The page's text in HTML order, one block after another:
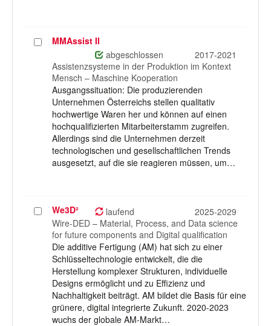
ProjektMMAssist II
abgeschlossen
2017-2021
Assistenzsysteme in der Produktion im Kontext
Mensch – Maschine Kooperation
Ausgangssituation: Die produzierenden
Unternehmen Österreichs stellen qualitativ
hochwertige Waren her und können auf einen
hochqualifizierten Mitarbeiterstamm zugreifen.
Allerdings sind die Unternehmen derzeit
technologischen und gesellschaftlichen Trends
ausgesetzt, auf die sie reagieren müssen, um…
Projekt
auswählen
We3D² laufend
2025-2029
Wire-DED – Material, Process, and Data science
for future components and Digital qualification
Die additive Fertigung (AM) hat sich zu einer
Schlüsseltechnologie entwickelt, die die
Herstellung komplexer Strukturen, individuelle
Designs ermöglicht und zu Effizienz und
Nachhaltigkeit beiträgt. AM bildet die Basis für eine
grünere, digital integrierte Zukunft. 2020-2023
wuchs der globale AM-Markt…